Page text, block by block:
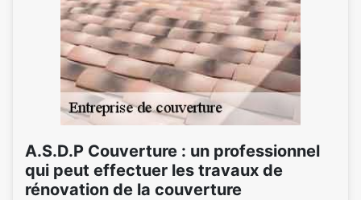
A.S.D.P Couverture : un professionnel
qui peut effectuer les travaux de
rénovation de la couverture